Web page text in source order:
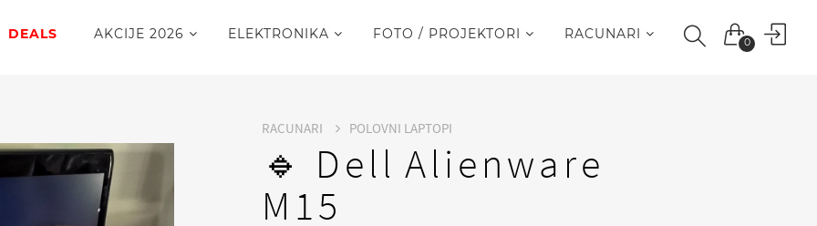
0
DEALS AKCIJE 2026 ELEKTRONIKA FOTO / PROJEKTORI RACUNARI
RACUNARI POLOVNI LAPTOPI
🔹 Dell Alienware
M15